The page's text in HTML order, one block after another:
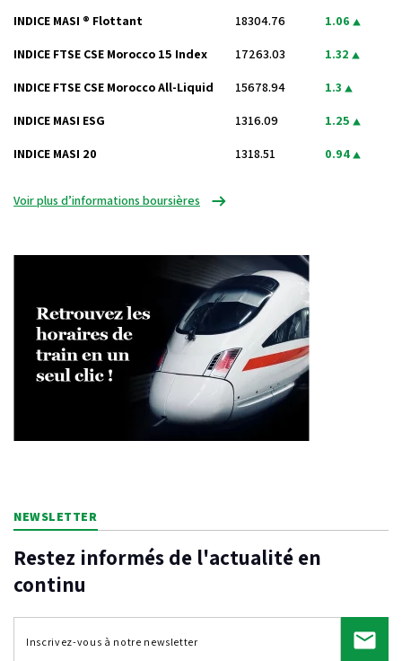
INDICE MASI ® Flottant 18304.76 1.06
INDICE FTSE CSE Morocco 15 Index 17263.03 1.32
INDICE FTSE CSE Morocco All-Liquid 15678.94 1.3
INDICE MASI ESG 1316.09 1.25
INDICE MASI 20 1318.51 0.94
Voir plus d’informations boursières
NEWSLETTER
Restez informés de l'actualité en
continu